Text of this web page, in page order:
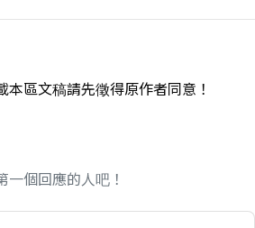
本區文稿請先徵得原作者同意！
一個回應的人吧！